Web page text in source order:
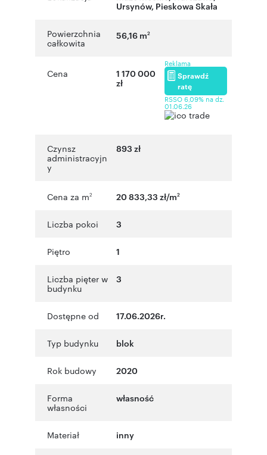
Ursynów, Pieskowa Skała
Powierzchnia
całkowita
56,16 m2
Cena
1 170 000
zł
Reklama
Sprawdź
ratę
RSSO 6,09% na dz.
01.06.26
Czynsz
administracyjn
y
893 zł
Cena za m2 20 833,33 zł/m2
Liczba pokoi 3
Piętro 1
Liczba pięter w
budynku
3
Dostępne od 17.06.2026r.
Typ budynku blok
Rok budowy 2020
Forma
własności
własność
Materiał inny